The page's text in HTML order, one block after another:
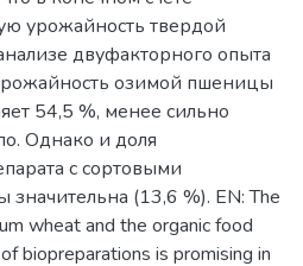
урожайность твердой
двуфакторного опыта
озимой пшеницы
54,5 %, менее сильно
Однако и доля
с сортовыми
значительна (13,6 %). EN: The
wheat and the organic food
biopreparations is promising in